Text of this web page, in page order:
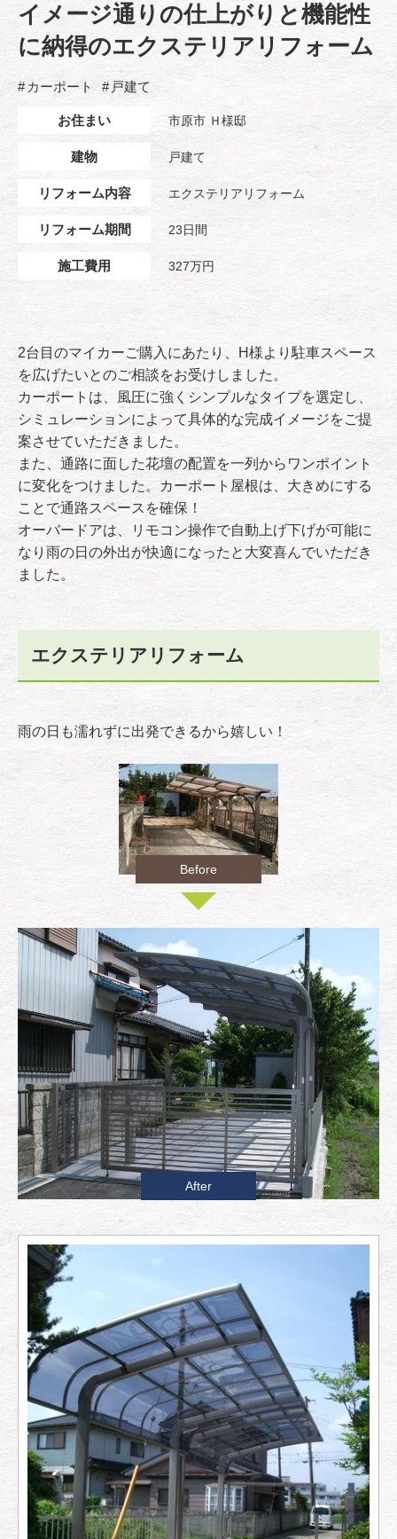
イメージ通りの仕上がりと機能性
に納得のエクステリアリフォーム
カーポート 戸建て
お住まい 市原市 Ｈ様邸
建物 戸建て
リフォーム内容 エクステリアリフォーム
リフォーム期間 23日間
施工費用 327万円
2台目のマイカーご購入にあたり、H様より駐車スペース
を広げたいとのご相談をお受けしました。
カーポートは、風圧に強くシンプルなタイプを選定し、
シミュレーションによって具体的な完成イメージをご提
案させていただきました。
また、通路に面した花壇の配置を一列からワンポイント
に変化をつけました。カーポート屋根は、大きめにする
ことで通路スペースを確保！
オーバードアは、リモコン操作で自動上げ下げが可能に
なり雨の日の外出が快適になったと大変喜んでいただき
ました。
エクステリアリフォーム
雨の日も濡れずに出発できるから嬉しい！
Before
After